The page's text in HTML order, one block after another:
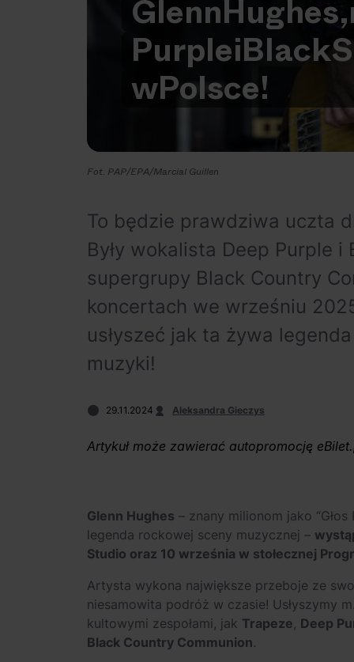
GlennHughes,
PurpleiBlack
wPolsce!
Fot. PAP/EPA/Marcial Guillen
To będzie prawdziwa uczta
Były wokalista Deep Purple
supergrupy Black Country
koncertach we wrześniu
usłyszeć jak ta żywa
muzyki!
29.11.2024 Aleksandra Gieczys
Artykuł może zawierać autopromocję
Glenn Hughes – znany milionom jako
legenda rockowej sceny muzycznej –
Studio oraz 10 września w stołecznej
Artysta wykona największe przeboje ze
niesamowita podróż w czasie! Usłyszymy
kultowymi zespołami, jak Trapeze, Deep
Black Country Communion.